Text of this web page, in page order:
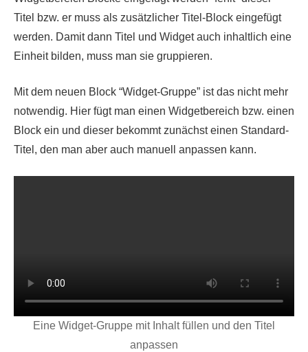
Titel bzw. er muss als zusätzlicher Titel-Block eingefügt
werden. Damit dann Titel und Widget auch inhaltlich eine
Einheit bilden, muss man sie gruppieren.
Mit dem neuen Block “Widget-Gruppe” ist das nicht mehr
notwendig. Hier fügt man einen Widgetbereich bzw. einen
Block ein und dieser bekommt zunächst einen Standard-
Titel, den man aber auch manuell anpassen kann.
Eine Widget-Gruppe mit Inhalt füllen und den Titel
anpassen